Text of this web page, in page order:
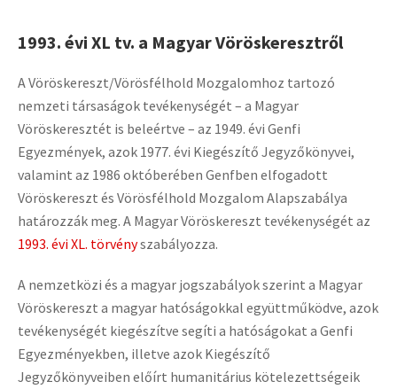
1993. évi XL tv. a Magyar Vöröskeresztről
A Vöröskereszt/Vörösfélhold Mozgalomhoz tartozó
nemzeti társaságok tevékenységét – a Magyar
Vöröskeresztét is beleértve – az 1949. évi Genfi
Egyezmények, azok 1977. évi Kiegészítő Jegyzőkönyvei,
valamint az 1986 októberében Genfben elfogadott
Vöröskereszt és Vörösfélhold Mozgalom Alapszabálya
határozzák meg. A Magyar Vöröskereszt tevékenységét az
1993. évi XL. törvényszabályozza.
A nemzetközi és a magyar jogszabályok szerint a Magyar
Vöröskereszt a magyar hatóságokkal együttműködve, azok
tevékenységét kiegészítve segíti a hatóságokat a Genfi
Egyezményekben, illetve azok Kiegészítő
Jegyzőkönyveiben előírt humanitárius kötelezettségeik